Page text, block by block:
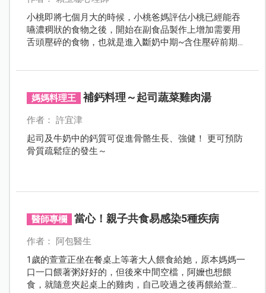
小桃即將七個月大的時候，小桃爸媽評估小桃已經能吞
嚥濃稠狀的食物之後，開始在副食品製作上增加需要用
舌頭壓碎的食物，也就是進入斷奶中期~含住壓碎前期。
媽媽料理王 補鈣料理～起司蔬菜雞肉湯
作者： 許宜津
起司及牛奶中的鈣質可促進骨骼生長、強健！ 更可預防
骨質疏鬆症的發生～
醫師專欄 當心！親子共食易感染5種疾病
作者： 阿包醫生
1歲的萱萱正坐在餐桌上等著大人餵食給她，原本媽媽一
口一口餵著粥好好的，但後來中間空檔，阿嬤也想餵
食，就隨意夾起桌上的雞肉，自己咬過之後再餵給萱